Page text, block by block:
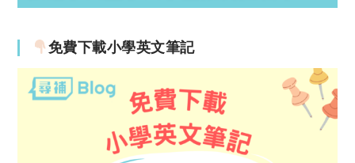
免費下載小學英文筆記